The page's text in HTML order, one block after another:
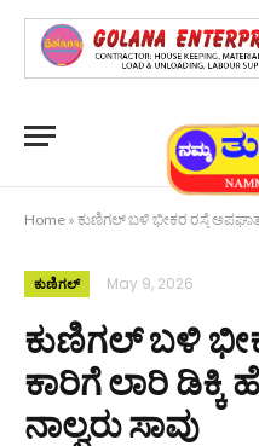
Home » ಕುಣಿಗಲ್ ಬಳಿ ಭೀಕರ ರಸ್ತೆ ಅಪಘಾತ:
ಕುಣಿಗಲ್ May 9, 2026
ಕುಣಿಗಲ್ ಬಳಿ
ಕಾರಿಗೆ ಲಾರಿ ಡಿಕ್ಕಿ
ನಾಲ್ವರು ಸಾವು